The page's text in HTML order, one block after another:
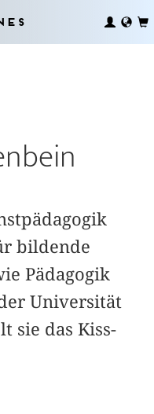
bildende
Pädagogik
Universität
sie das Kiss-